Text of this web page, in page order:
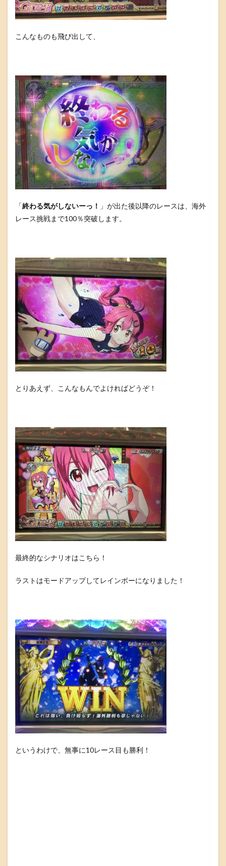
こんなものも飛び出して、
「終わる気がしないーっ！ 」が出た後以降のレースは、海外
レース挑戦まで100％突破します。
とりあえず、こんなもんでよければどうぞ！
最終的なシナリオはこちら！
ラストはモードアップしてレインボーになりました！
というわけで、無事に10レース目も勝利！